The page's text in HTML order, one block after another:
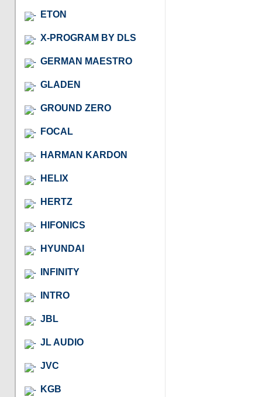
ETON
X-PROGRAM BY DLS
GERMAN MAESTRO
GLADEN
GROUND ZERO
FOCAL
HARMAN KARDON
HELIX
HERTZ
HIFONICS
HYUNDAI
INFINITY
INTRO
JBL
JL AUDIO
JVC
KGB